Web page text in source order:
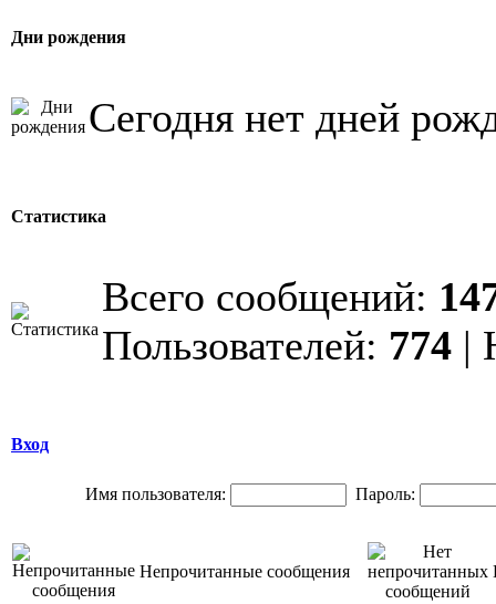
Дни рождения
Сегодня нет дней
Статистика
Всего сообщений:
Пользователей: 774 |
Вход
Имя пользователя: Пароль:
Непрочитанные сообщения